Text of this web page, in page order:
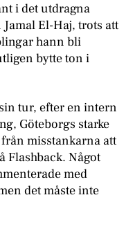
i det utdragna
El-Haj, trots att
hann bli
bytte ton i
tur, efter en intern
Göteborgs starke
misstankarna att
Flashback. Något
med
det måste inte